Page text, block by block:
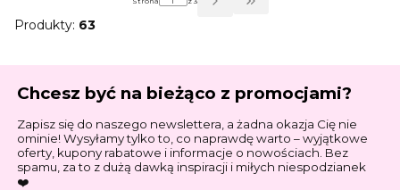
Przejdź do ostatniej strony z
Produkty: 63
Chcesz być na bieżąco z promocjami?
Zapisz się do naszego newslettera, a żadna okazja Cię nie
ominie! Wysyłamy tylko to, co naprawdę warto – wyjątkowe
oferty, kupony rabatowe i informacje o nowościach. Bez
spamu, za to z dużą dawką inspiracji i miłych niespodzianek
❤️